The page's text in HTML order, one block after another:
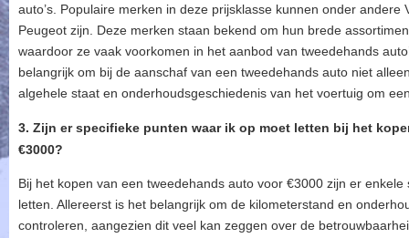
auto’s. Populaire merken in deze prijsklasse kunnen onder andere
Peugeot zijn. Deze merken staan bekend om hun brede
waardoor ze vaak voorkomen in het aanbod van tweedehands
belangrijk om bij de aanschaf van een tweedehands auto niet
algehele staat en onderhoudsgeschiedenis van het voertuig om
3. Zijn er specifieke punten waar ik op moet letten bij het
€3000?
Bij het kopen van een tweedehands auto voor €3000 zijn er
letten. Allereerst is het belangrijk om de kilometerstand en
controleren, aangezien dit veel kan zeggen over de